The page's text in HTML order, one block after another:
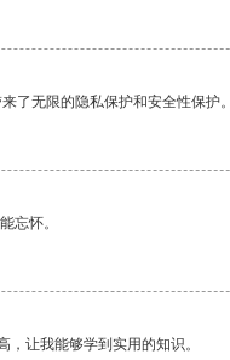
了无限的隐私保护和安全性保护
忘怀。
让我能够学到实用的知识。